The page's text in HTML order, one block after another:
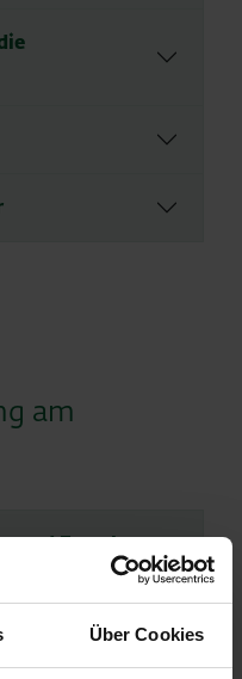
Über Cookies
am
und Zweck